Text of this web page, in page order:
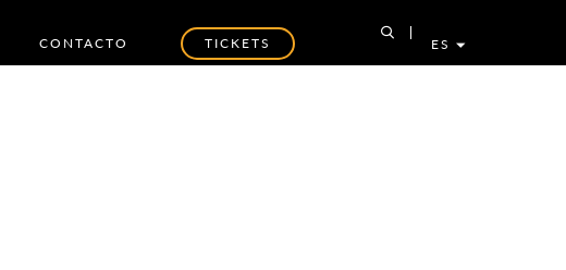
CONTACTO TICKETS ES